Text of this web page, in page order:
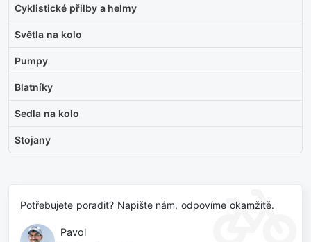
Cyklistické přilby a helmy
Světla na kolo
Pumpy
Blatníky
Sedla na kolo
Stojany
Potřebujete poradit? Napište nám, odpovíme okamžitě.
Pavol